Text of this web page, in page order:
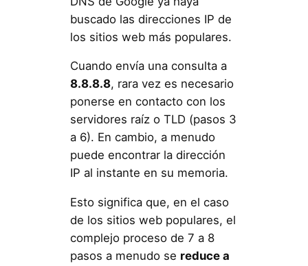
buscado las direcciones IP de
los sitios web más populares.
Cuando envía una consulta a
8.8.8.8, rara vez es necesario
ponerse en contacto con los
servidores raíz o TLD (pasos 3
a 6). En cambio, a menudo
puede encontrar la dirección
IP al instante en su memoria.
Esto significa que, en el caso
de los sitios web populares, el
complejo proceso de 7 a 8
pasos a menudo se reduce a